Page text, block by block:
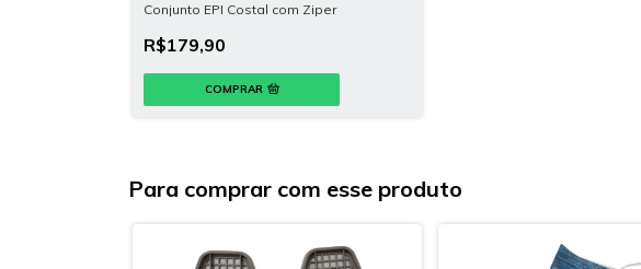
Conjunto EPI Costal com Ziper
R$179,90
COMPRAR
Para comprar com esse produto